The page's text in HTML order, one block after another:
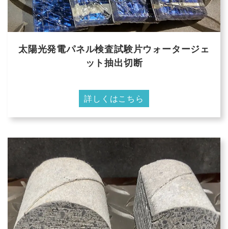
太陽光発電パネル検査試験片ウォータージェ
ット抽出切断
詳しくはこちら